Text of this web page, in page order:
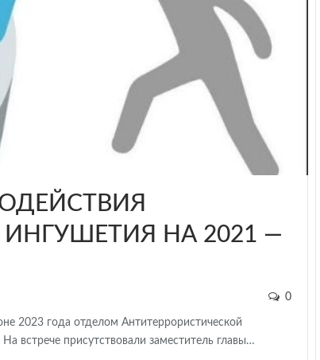
НА 2021 —
0
2023 года отделом Антитеррористической
встрече присутствовали заместитель главы…